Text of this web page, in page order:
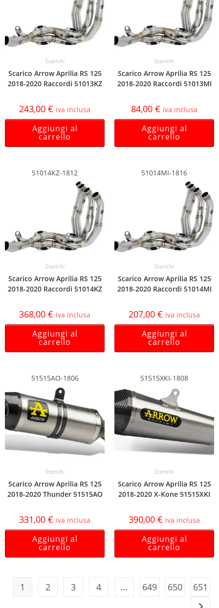
Scarichi
Scarico Arrow Aprilia RS 125
2018-2020 Raccordi 51013KZ
243,00 € iva inclusa
Aggiungi al
carrello
Scarichi
Scarico Arrow Aprilia RS 125
2018-2020 Raccordi 51013MI
84,00 € iva inclusa
Aggiungi al
carrello
51014KZ-1812
Scarichi
Scarico Arrow Aprilia RS 125
2018-2020 Raccordi 51014KZ
368,00 € iva inclusa
Aggiungi al
carrello
51014MI-1816
Scarichi
Scarico Arrow Aprilia RS 125
2018-2020 Raccordi 51014MI
207,00 € iva inclusa
Aggiungi al
carrello
51515AO-1806
Scarichi
Scarico Arrow Aprilia RS 125
2018-2020 Thunder 51515AO
331,00 € iva inclusa
Aggiungi al
carrello
51515XKI-1808
Scarichi
Scarico Arrow Aprilia RS 125
2018-2020 X-Kone 51515XKI
390,00 € iva inclusa
Aggiungi al
carrello
1 2 3 4 … 649 650 651